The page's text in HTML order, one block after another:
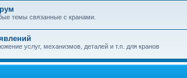
темы связанные с кранами.
услуг, механизмов, деталей и т.п. для кранов